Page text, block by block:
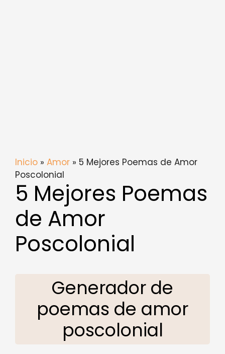
Inicio » Amor » 5 Mejores Poemas de Amor
Poscolonial
5 Mejores Poemas
de Amor
Poscolonial
Generador de
poemas de amor
poscolonial